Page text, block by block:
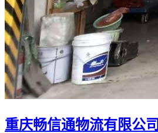
重庆畅信通物流有限公司